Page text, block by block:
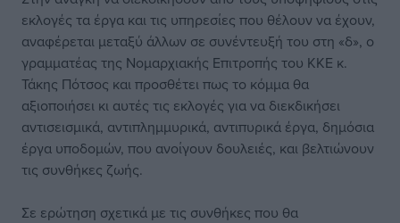
εκλογές τα έργα και τις υπηρεσίες που θέλουν να έχουν,
αναφέρεται μεταξύ άλλων σε συνέντευξή του στη «δ», ο
γραμματέας της Νομαρχιακής Επιτροπής του ΚΚΕ κ.
Τάκης Πότσος και προσθέτει πως το κόμμα θα
αξιοποιήσει κι αυτές τις εκλογές για να διεκδικήσει
αντισεισμικά, αντιπλημμυρικά, αντιπυρικά έργα, δημόσια
έργα υποδομών, που ανοίγουν δουλειές, και βελτιώνουν
τις συνθήκες ζωής.
Σε ερώτηση σχετικά με τις συνθήκες που θα